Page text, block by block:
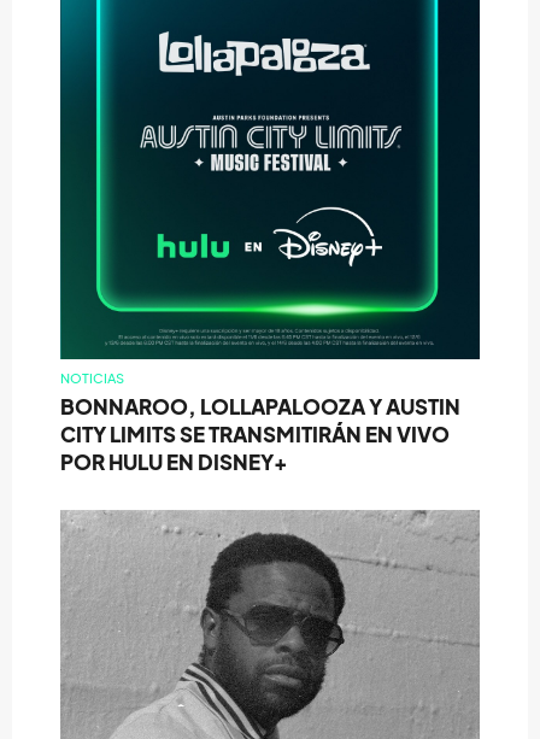
NOTICIAS
BONNAROO, LOLLAPALOOZA Y AUSTIN
CITY LIMITS SE TRANSMITIRÁN EN VIVO
POR HULU EN DISNEY+